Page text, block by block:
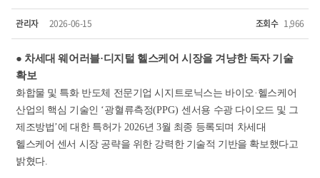
관리자 2026-06-15 조회수 1,966
● 차세대 웨어러블·디지털 헬스케어 시장을 겨냥한 독자 기술
확보
화합물 및 특화 반도체 전문기업 시지트로닉스는 바이오· 헬스케어
산업의 핵심 기술인 ‘광혈류측정(PPG)센서용 수광 다이오드 및 그
제조방법’에 대한 특허가 2026년 3월 최종 등록되며 차세대
헬스케어 센서 시장 공략을 위한 강력한 기술적 기반을 확보했다고
밝혔다.